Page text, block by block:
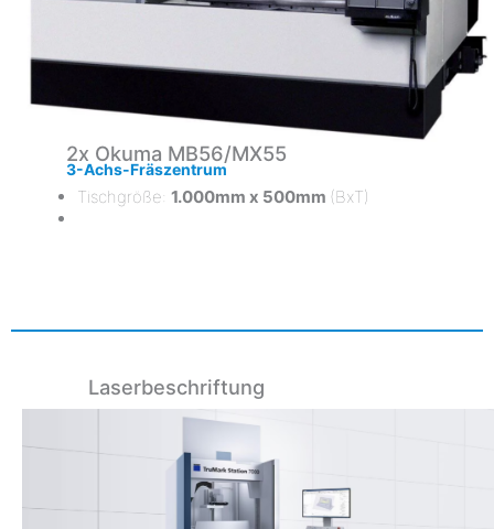
2x Okuma MB56/MX55
3-Achs-Fräszentrum
Tischgröße: 1.000mm x 500mm (BxT)
Laserbeschriftung